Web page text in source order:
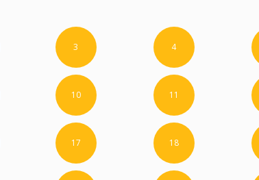
3 4
10 11
17 18